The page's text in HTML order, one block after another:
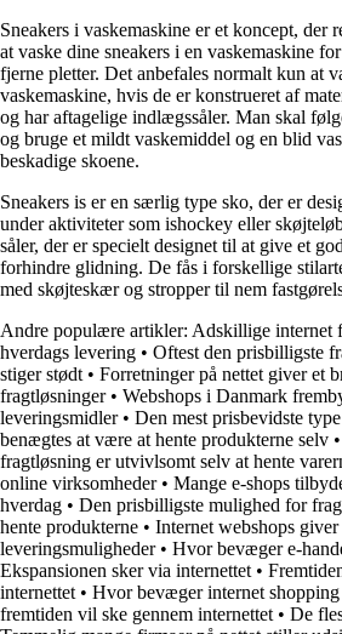
Sneakers i vaskemaskine er et koncept, der
at vaske dine sneakers i en vaskemaskine
fjerne pletter. Det anbefales normalt kun at
vaskemaskine, hvis de er konstrueret af
og har aftagelige indlægssåler. Man skal
og bruge et mildt vaskemiddel og en blid
beskadige skoene.
Sneakers is er en særlig type sko, der er
under aktiviteter som ishockey eller
såler, der er specielt designet til at give et
forhindre glidning. De fås i forskellige
med skøjteskær og stropper til nem
Andre populære artikler: Adskillige internet
hverdags levering • Oftest den prisbilligste
stiger stødt • Forretninger på nettet giver et
fragtløsninger• Webshops i Danmark
leveringsmidler• Den mest prisbevidste
benægtes at være at hente produkterne selv •
fragtløsning er utvivlsomt selv at hente
online virksomheder• Mange e-shops
hverdag • Den prisbilligste mulighed for
hente produkterne • Internet webshops
leveringsmuligheder• Hvor bevæger e-
Ekspansionen sker via internettet •
internettet • Hvor bevæger internet shopping
fremtiden vil ske gennem internettet • De